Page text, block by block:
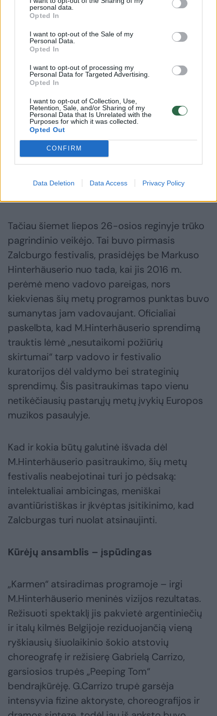
personal data.
Opted In
I want to opt-out of the Sale of my
Personal Data.
Opted In
I want to opt-out of processing my
Personal Data for Targeted Advertising.
Opted In
I want to opt-out of Collection, Use,
Retention, Sale, and/or Sharing of my
Personal Data that Is Unrelated with the
Purposes for which it was collected.
Opted Out
CONFIRM
Data Deletion Data Access Privacy Policy
statusas ir ritualas.
Scena iš operos „Karmen“.
Tačiau šiemet liepos 26-osios reginyje trūko
pagrindinio veikėjo. Tai buvo pirmasis
Zalcburgo festivalis, prasidėjęs be Markuso
Hinterhäuserio nuo tada, kai jis 2016 m.
perėmė meno vadovo pareigas, nors
kiekvienas šių metų programos punktas buvo
sumanytas jam vadovaujant. Oficialiai
paskelbta, kad M.Hinterhäuserio sprendimą
trauktis lėmė „nesutaikomi požiūrių
skirtumai“ tarp vadovo ir festivalio
kuratorijos dėl valdymo bei strateginių
sprendimų. Šis pasitraukimas tapo vienu
netikėčiausių pastarųjų metų įvykių Europos
muzikos pasaulyje.
Kad ir kokia būtų galutinė išvada dėl
M.Hinterhäuserio pasitraukimo, šių metų
festivalis neabejotinai turi jo pėdsaką:
intelektualiai ambicingas, meniškai
avantiūristiškas ir įkvėptas įsitikinimo, kad
Zalcburgas turi nuolat atsinaujinti.
Kūrėjų ansamblis – įspūdingas
„Karmen“ atsiradimas programoje – irgi
M.Hinterhäuserio meninės vizijos rezultatas.
Režisuoti spektaklį jis pakvietė argentiniečių
ir italų kilmės Belgijoje reziduojančią vieną
ryškiausių šiuolaikinio šokio atstovių
choreografę ir režisierę Gabrielą Carrizo,
garsiosios trupės „Peeping Tom“
bendraįkūrėję. G.Carrizo trupė garsėja
intensyvia fizine aktoryste, choreografijos ir